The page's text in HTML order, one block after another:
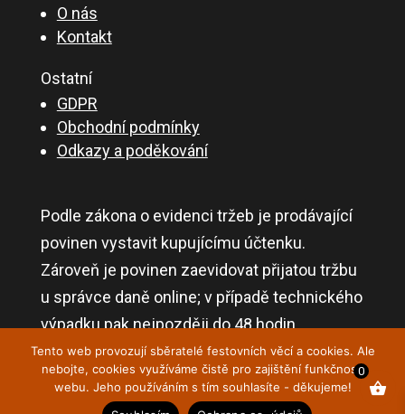
O nás
Kontakt
Ostatní
GDPR
Obchodní podmínky
Odkazy a poděkování
Podle zákona o evidenci tržeb je prodávající
povinen vystavit kupujícímu účtenku.
Zároveň je povinen zaevidovat přijatou tržbu
u správce daně online; v případě technického
výpadku pak nejpozději do 48 hodin.
Copyright © Festovní věci 2014 – 2026
0
Tento web provozují sběratelé festovních věcí a cookies. Ale
nebojte, cookies využíváme čistě pro zajištění funkčnosti
webu. Jeho používáním s tím souhlasíte - děkujeme!